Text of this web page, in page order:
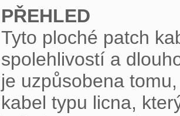
PŘEHLED
Tyto ploché patch
spolehlivostí a
je uzpůsobena
kabel typu licna,